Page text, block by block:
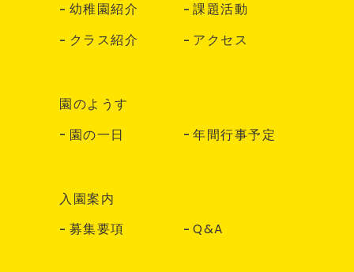
幼稚園紹介
課題活動
クラス紹介
アクセス
園のようす
園の一日
年間行事予定
入園案内
募集要項
Q&A